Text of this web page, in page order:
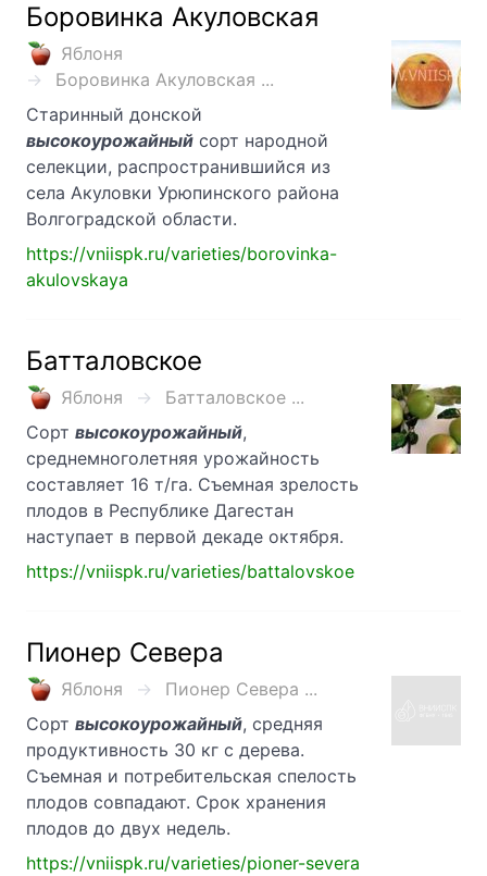
Боровинка Акуловская
Яблоня
Боровинка Акуловская ...
Старинный донской
высокоурожайный сорт народной
селекции, распространившийся из
села Акуловки Урюпинского района
Волгоградской области.
https://vniispk.ru/varieties/borovinka-
akulovskaya
Батталовское
Яблоня
Батталовское ...
Сорт высокоурожайный,
среднемноголетняя урожайность
составляет 16 т/га. Съемная зрелость
плодов в Республике Дагестан
наступает в первой декаде октября.
https://vniispk.ru/varieties/battalovskoe
Пионер Севера
Яблоня
Пионер Севера ...
Сорт высокоурожайный, средняя
продуктивность 30 кг с дерева.
Съемная и потребительская спелость
плодов совпадают. Срок хранения
плодов до двух недель.
https://vniispk.ru/varieties/pioner-severa